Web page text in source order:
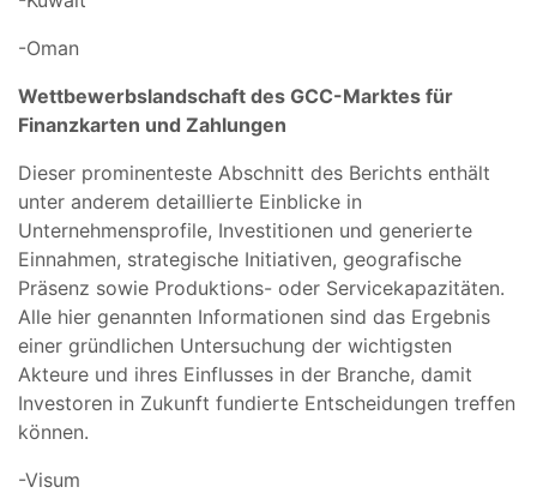
-Oman
Wettbewerbslandschaft des GCC-Marktes für
Finanzkarten und Zahlungen
Dieser prominenteste Abschnitt des Berichts enthält
unter anderem detaillierte Einblicke in
Unternehmensprofile, Investitionen und generierte
Einnahmen, strategische Initiativen, geografische
Präsenz sowie Produktions- oder Servicekapazitäten.
Alle hier genannten Informationen sind das Ergebnis
einer gründlichen Untersuchung der wichtigsten
Akteure und ihres Einflusses in der Branche, damit
Investoren in Zukunft fundierte Entscheidungen treffen
können.
-Visum